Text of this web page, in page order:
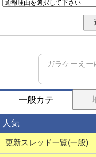
ガラケーえ
一般カテ
人気
更新スレッド一覧(一般)